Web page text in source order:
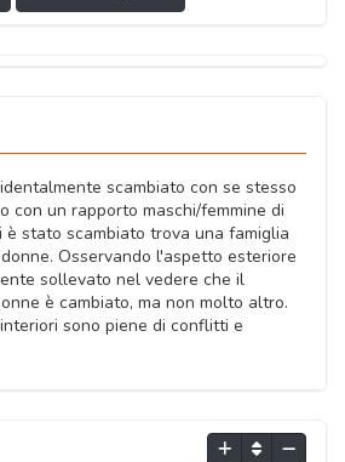
scambiato con se stesso
con un rapporto maschi/femmine di
è stato scambiato trova una famiglia
Osservando l'aspetto esteriore
sollevato nel vedere che il
è cambiato, ma non molto altro.
sono piene di conflitti e